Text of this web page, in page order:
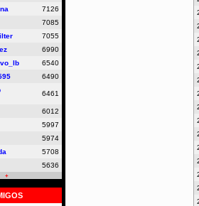
7126
7085
7055
6990
6540
6490
6461
6012
5997
5974
5708
5636
+